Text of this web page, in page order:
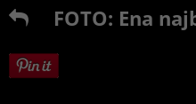
FOTO: Ena